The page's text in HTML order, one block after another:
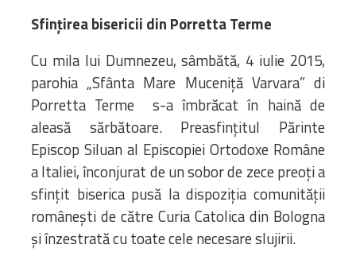
Sfințirea bisericii din Porretta Terme
Cu mila lui Dumnezeu, sâmbătă, 4 iulie 2015,
parohia „Sfânta Mare Muceniță Varvara” di
Porretta Terme s-a îmbrăcat în haină de
aleasă sărbătoare. Preasfințitul Părinte
Episcop Siluan al Episcopiei Ortodoxe Române
a Italiei, înconjurat de un sobor de zece preoți a
sfințit biserica pusă la dispoziția comunității
românești de către Curia Catolica din Bologna
și înzestrată cu toate cele necesare slujirii.